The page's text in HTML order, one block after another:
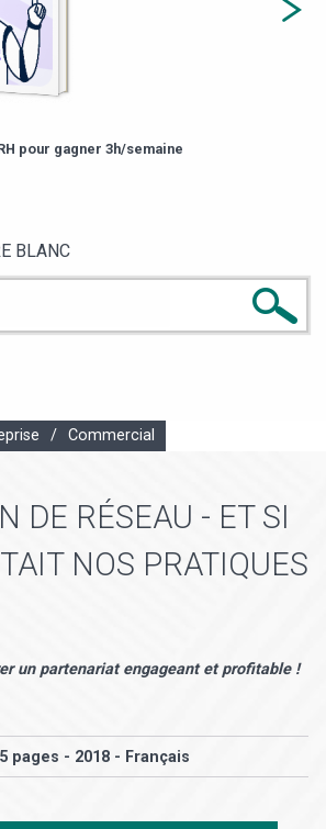
pour gagner 3h/semaine
BLANC
/ Commercial
DE RÉSEAU - ET SI
NOS PRATIQUES
un partenariat engageant et profitable !
pages - 2018 - Français